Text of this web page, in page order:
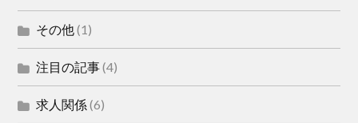
その他(1)
注目の記事(4)
求人関係(6)